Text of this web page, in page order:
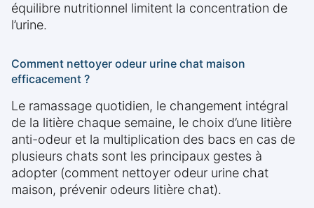
équilibre nutritionnel limitent la concentration de
l’urine.
Comment nettoyer odeur urine chat maison
efficacement ?
Le ramassage quotidien, le changement intégral
de la litière chaque semaine, le choix d’une litière
anti-odeur et la multiplication des bacs en cas de
plusieurs chats sont les principaux gestes à
adopter (comment nettoyer odeur urine chat
maison, prévenir odeurs litière chat).